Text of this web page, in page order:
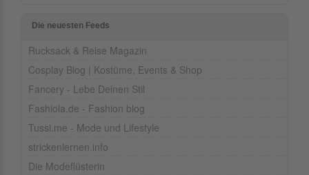
Die neuesten Feeds
Rucksack & Reise Magazin
Cosplay Blog | Kostüme, Events & Shop
Fancery - Lebe Deinen Stil
Fashiola.de - Fashion blog
Tussi.me - Mode und Lifestyle
strickenlernen.info
Die Modeflüsterin